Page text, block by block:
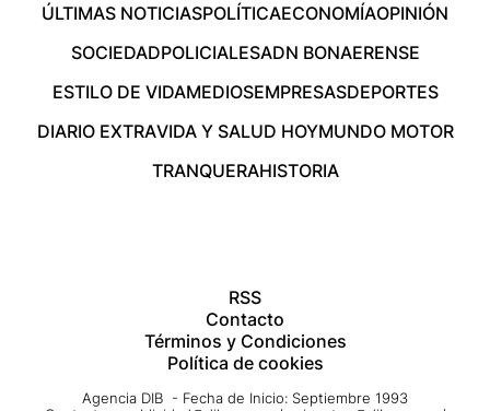
ÚLTIMAS NOTICIASPOLÍTICAECONOMÍAOPINIÓN
SOCIEDADPOLICIALESADN BONAERENSE
ESTILO DE VIDAMEDIOSEMPRESASDEPORTES
DIARIO EXTRAVIDA Y SALUD HOYMUNDO MOTOR
TRANQUERAHISTORIA
RSS
Contacto
Términos y Condiciones
Política de cookies
Agencia DIB - Fecha de Inicio: Septiembre 1993